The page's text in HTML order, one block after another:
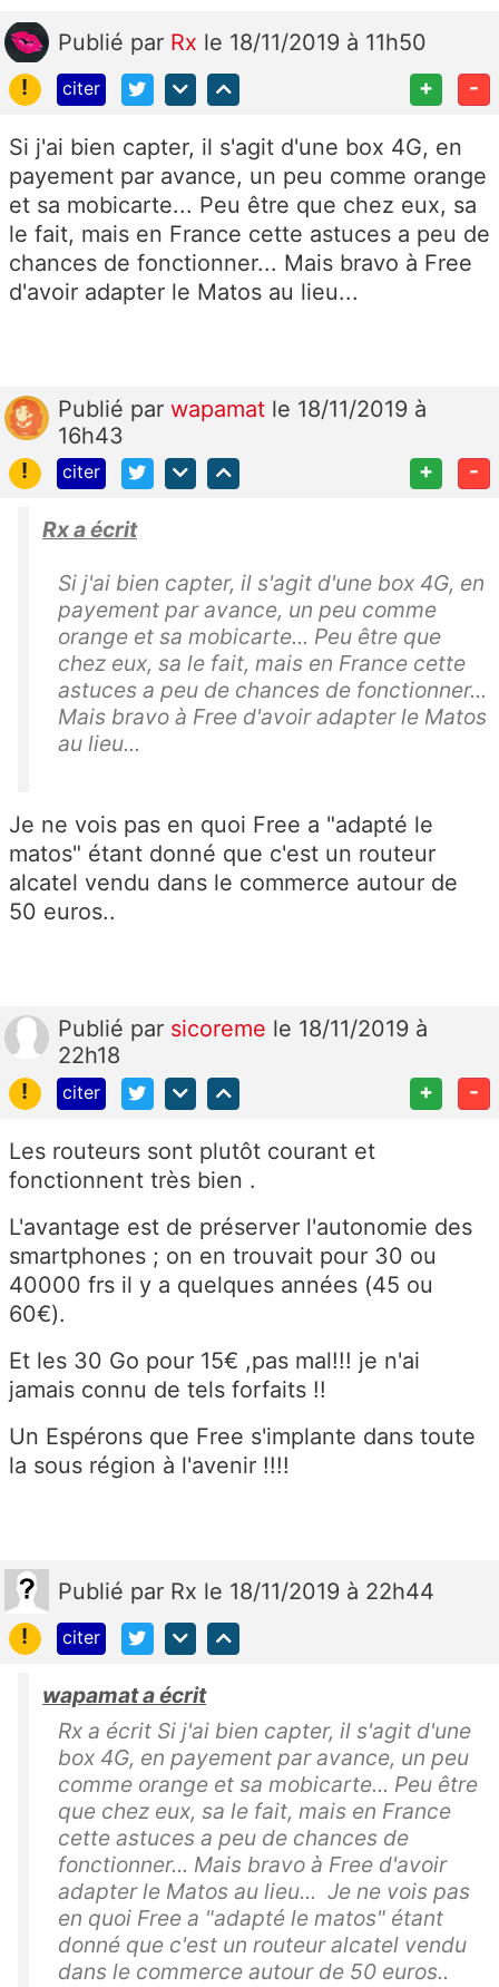
Publié par Rx le 18/11/2019 à 11h50
!
citer + -
Si j'ai bien capter, il s'agit d'une box 4G, en
payement par avance, un peu comme orange
et sa mobicarte... Peu être que chez eux, sa
le fait, mais en France cette astuces a peu de
chances de fonctionner... Mais bravo à Free
d'avoir adapter le Matos au lieu...
Publié par wapamat le 18/11/2019 à
16h43
!
citer + -
Rx a écrit
Si j'ai bien capter, il s'agit d'une box 4G, en
payement par avance, un peu comme
orange et sa mobicarte... Peu être que
chez eux, sa le fait, mais en France cette
astuces a peu de chances de fonctionner...
Mais bravo à Free d'avoir adapter le Matos
au lieu...
Je ne vois pas en quoi Free a "adapté le
matos" étant donné que c'est un routeur
alcatel vendu dans le commerce autour de
50 euros..
Publié par sicoreme le 18/11/2019 à
22h18
!
citer + -
Les routeurs sont plutôt courant et
fonctionnent très bien .
L'avantage est de préserver l'autonomie des
smartphones ; on en trouvait pour 30 ou
40000 frs il y a quelques années (45 ou
60€).
Et les 30 Go pour 15€ ,pas mal!!! je n'ai
jamais connu de tels forfaits !!
Un Espérons que Free s'implante dans toute
la sous région à l'avenir !!!!
Publié par Rx le 18/11/2019 à 22h44
!
citer
wapamat a écrit
Rx a écrit Si j'ai bien capter, il s'agit d'une
box 4G, en payement par avance, un peu
comme orange et sa mobicarte... Peu être
que chez eux, sa le fait, mais en France
cette astuces a peu de chances de
fonctionner... Mais bravo à Free d'avoir
adapter le Matos au lieu... Je ne vois pas
en quoi Free a "adapté le matos" étant
donné que c'est un routeur alcatel vendu
dans le commerce autour de 50 euros..